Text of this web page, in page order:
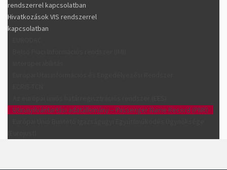
rendszerrel kapcsolatban
Hivatkozások VIS rendszerrel
kapcsolatban
Utasnyilvántartási adatállomány – Passenger Name Record (PNR)